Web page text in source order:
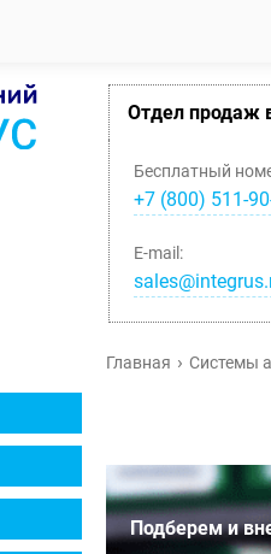
Отдел продаж
Бесплатный
+7 (800) 511-
E-mail:
Главная Системы
Подберем и